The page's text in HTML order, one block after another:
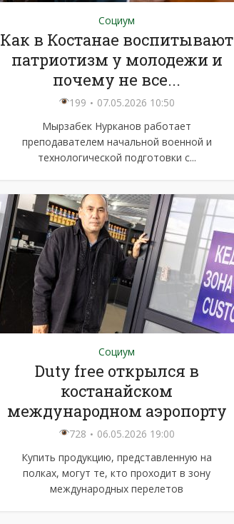
Социум
Как в Костанае воспитывают
патриотизм у молодежи и
почему не все...
199
07.05.2026 10:50
Мырзабек Нурканов работает
преподавателем начальной военной и
технологической подготовки с...
Социум
Duty free открылся в
костанайском
международном аэропорту
728
06.05.2026 19:00
Купить продукцию, представленную на
полках, могут те, кто проходит в зону
международных перелетов